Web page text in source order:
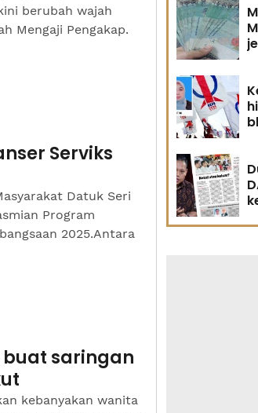
berubah wajah
Mengaji Pengakap.
Serviks
Datuk Seri
Program
2025.Antara
saringan
kebanyakan wanita